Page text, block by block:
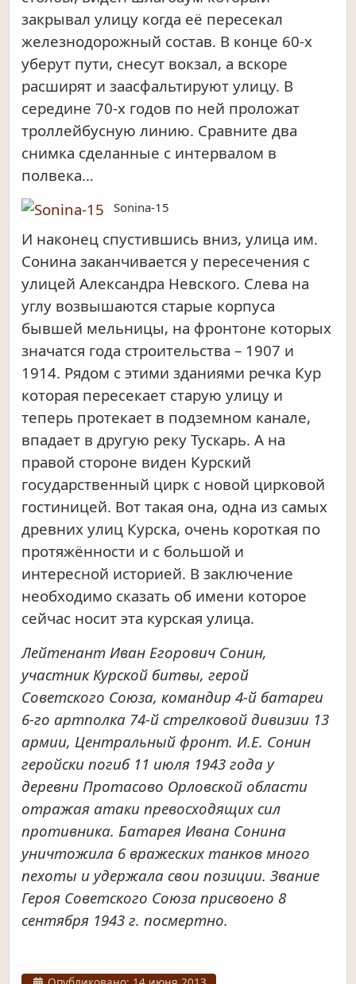
закрывал улицу когда её пересекал
железнодорожный состав. В конце 60-х
уберут пути, снесут вокзал, а вскоре
расширят и заасфальтируют улицу. В
середине 70-х годов по ней проложат
троллейбусную линию. Сравните два
снимка сделанные с интервалом в
полвека…
Sonina-15
И наконец спустившись вниз, улица им.
Сонина заканчивается у пересечения с
улицей Александра Невского. Слева на
углу возвышаются старые корпуса
бывшей мельницы, на фронтоне которых
значатся года строительства – 1907 и
1914. Рядом с этими зданиями речка Кур
которая пересекает старую улицу и
теперь протекает в подземном канале,
впадает в другую реку Тускарь. А на
правой стороне виден Курский
государственный цирк с новой цирковой
гостиницей. Вот такая она, одна из самых
древних улиц Курска, очень короткая по
протяжённости и с большой и
интересной историей. В заключение
необходимо сказать об имени которое
сейчас носит эта курская улица.
Лейтенант Иван Егорович Сонин,
участник Курской битвы, герой
Советского Союза, командир 4-й батареи
6-го артполка 74-й стрелковой дивизии 13
армии, Центральный фронт. И.Е. Сонин
геройски погиб 11 июля 1943 года у
деревни Протасово Орловской области
отражая атаки превосходящих сил
противника. Батарея Ивана Сонина
уничтожила 6 вражеских танков много
пехоты и удержала свои позиции. Звание
Героя Советского Союза присвоено 8
сентября 1943 г. посмертно.